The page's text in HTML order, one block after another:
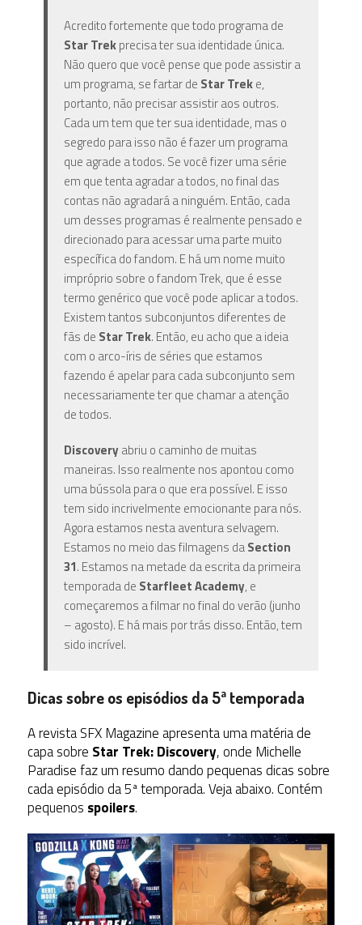
Acredito fortemente que todo programa de
Star Trekprecisa ter sua identidade única.
Não quero que você pense que pode assistir a
um programa, se fartar de Star Treke,
portanto, não precisar assistir aos outros.
Cada um tem que ter sua identidade, mas o
segredo para isso não é fazer um programa
que agrade a todos. Se você fizer uma série
em que tenta agradar a todos, no final das
contas não agradará a ninguém. Então, cada
um desses programas é realmente pensado e
direcionado para acessar uma parte muito
específica do fandom. E há um nome muito
impróprio sobre o fandom Trek, que é esse
termo genérico que você pode aplicar a todos.
Existem tantos subconjuntos diferentes de
fãs de Star Trek. Então, eu acho que a ideia
com o arco-íris de séries que estamos
fazendo é apelar para cada subconjunto sem
necessariamente ter que chamar a atenção
de todos.
Discoveryabriu o caminho de muitas
maneiras. Isso realmente nos apontou como
uma bússola para o que era possível. E isso
tem sido incrivelmente emocionante para nós.
Agora estamos nesta aventura selvagem.
Estamos no meio das filmagens daSection
31. Estamos na metade da escrita da primeira
temporada de Starfleet Academy, e
começaremos a filmar no final do verão (junho
– agosto). E há mais por trás disso. Então, tem
sido incrível.
Dicas sobre os episódios da 5ª temporada
A revista SFX Magazine apresenta uma matéria de
capa sobre Star Trek: Discovery, onde Michelle
Paradise faz um resumo dando pequenas dicas sobre
cada episódio da 5ª temporada. Veja abaixo. Contém
pequenos spoilers.